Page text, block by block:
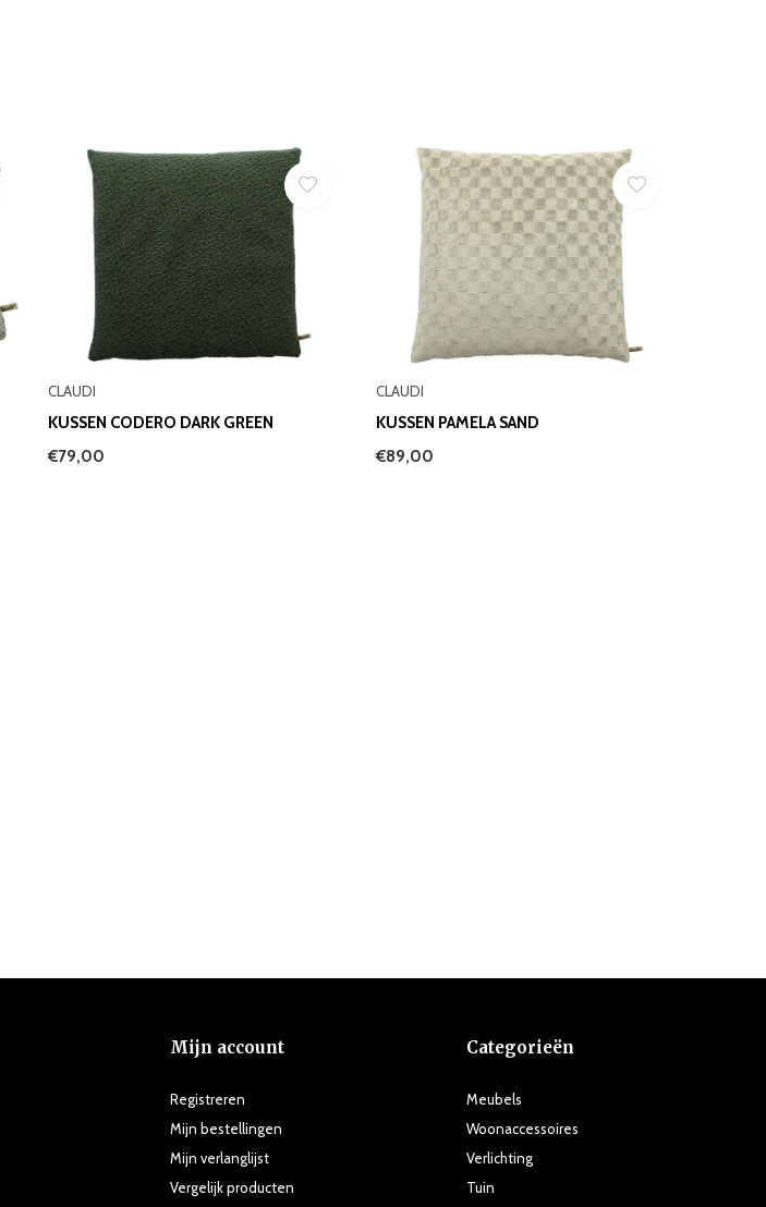
CLAUDI
KUSSEN CODERO DARK GREEN
€79,00
CLAUDI
KUSSEN PAMELA SAND
€89,00
Mijn account
Registreren
Mijn bestellingen
Mijn verlanglijst
Vergelijk producten
Categorieën
Meubels
Woonaccessoires
Verlichting
Tuin